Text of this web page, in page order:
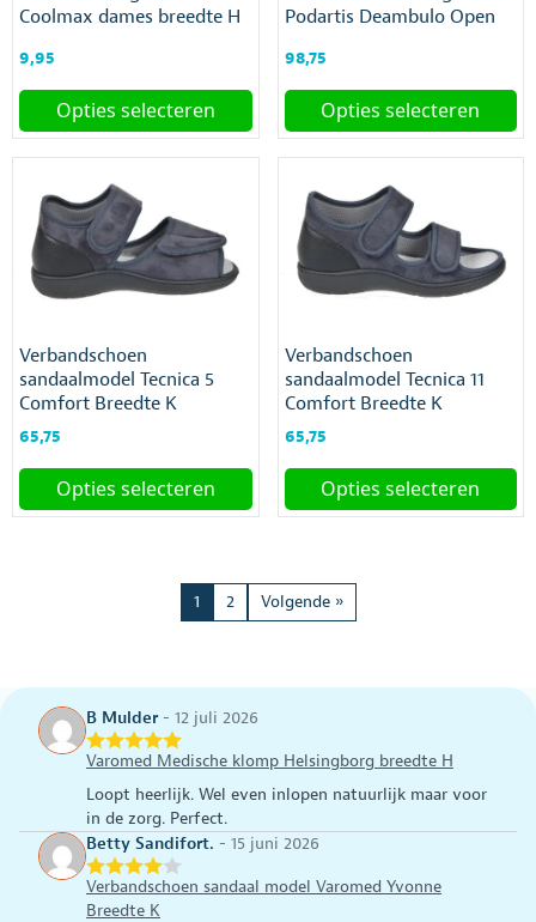
de
productpagina
op
productpagina
Coolmax dames breedte H
9,95
Opties selecteren
Dit
heeft
meerdere
variaties.
Deze
optie
worden
op
de
productpagina
Podartis Deambulo Open
98,75
Opties selecteren
Dit
heeft
meerdere
variaties.
Deze
optie
worden
op
de
productpagina
Verbandschoen
sandaalmodel Tecnica 5
Comfort Breedte K
65,75
Opties selecteren
Dit
kan
gekozen
worden
productpagina
Verbandschoen
sandaalmodel Tecnica 11
Comfort Breedte K
65,75
Opties selecteren
Dit
meerdere
variaties.
kan
op
de
productpagina
1 2 Volgende »
B Mulder - 12 juli 2026
Varomed Medische klomp Helsingborg breedte H
Loopt heerlijk. Wel even inlopen natuurlijk maar voor
in de zorg. Perfect.
Betty Sandifort. - 15 juni 2026
Verbandschoen sandaal model Varomed Yvonne
Breedte K